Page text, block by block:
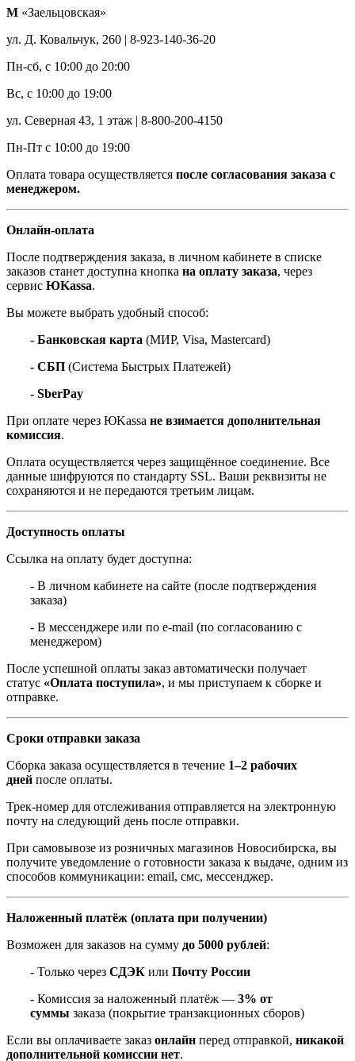
М «Заельцовская»
ул. Д. Ковальчук, 260 | 8-923-140-36-20
Пн-сб, с 10:00 до 20:00
Вс, с 10:00 до 19:00
ул. Северная 43, 1 этаж | 8-800-200-4150
Пн-Пт с 10:00 до 19:00
Оплата товара осуществляется после согласования заказа с
менеджером.
Онлайн-оплата
После подтверждения заказа, в личном кабинете в списке
заказов станет доступна кнопка на оплату заказа, через
сервис ЮKassa.
Вы можете выбрать удобный способ:
- Банковская карта (МИР, Visa, Mastercard)
- СБП (Система Быстрых Платежей)
- SberPay
При оплате через ЮKassa не взимается дополнительная
комиссия.
Оплата осуществляется через защищённое соединение. Все
данные шифруются по стандарту SSL. Ваши реквизиты не
сохраняются и не передаются третьим лицам.
Доступность оплаты
Ссылка на оплату будет доступна:
- В личном кабинете на сайте (после подтверждения
заказа)
- В мессенджере или по e-mail (по согласованию с
менеджером)
После успешной оплаты заказ автоматически получает
статус «Оплата поступила», и мы приступаем к сборке и
отправке.
Сроки отправки заказа
Сборка заказа осуществляется в течение 1–2 рабочих
дней после оплаты.
Трек-номер для отслеживания отправляется на электронную
почту на следующий день после отправки.
При самовывозе из розничных магазинов Новосибирска, вы
получите уведомление о готовности заказа к выдаче, одним из
способов коммуникации: email, смс, мессенджер.
Наложенный платёж (оплата при получении)
Возможен для заказов на сумму до 5000 рублей:
- Только через СДЭК или Почту России
- Комиссия за наложенный платёж — 3% от
суммы заказа (покрытие транзакционных сборов)
Если вы оплачиваете заказ онлайн перед отправкой, никакой
дополнительной комиссии нет.